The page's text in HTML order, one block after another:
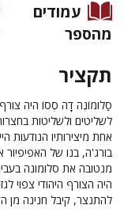
עמודים
מהספר
תקציר
סַלומוֹנֶה דָה סֶסוֹ היה
לשליטים ולשליטות
אחת מיצירותיו הנודעות
מנטובה את סלומונה
היה הצורף היהודי צפוי
להתנצר, קיבל חנינה מן